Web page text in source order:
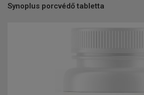
Synoplus porcvédő tabletta